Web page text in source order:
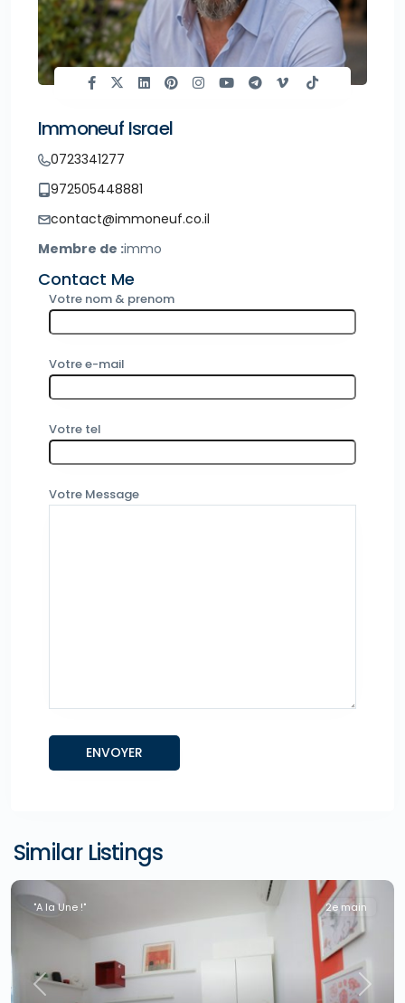
Immoneuf Israel
0723341277
972505448881
contact@immoneuf.co.il
Membre de :immo
Contact Me
Votre nom & prenom
Votre e-mail
Votre tel
Votre Message
Similar Listings
Previous Next
"A la Une !" 2e main